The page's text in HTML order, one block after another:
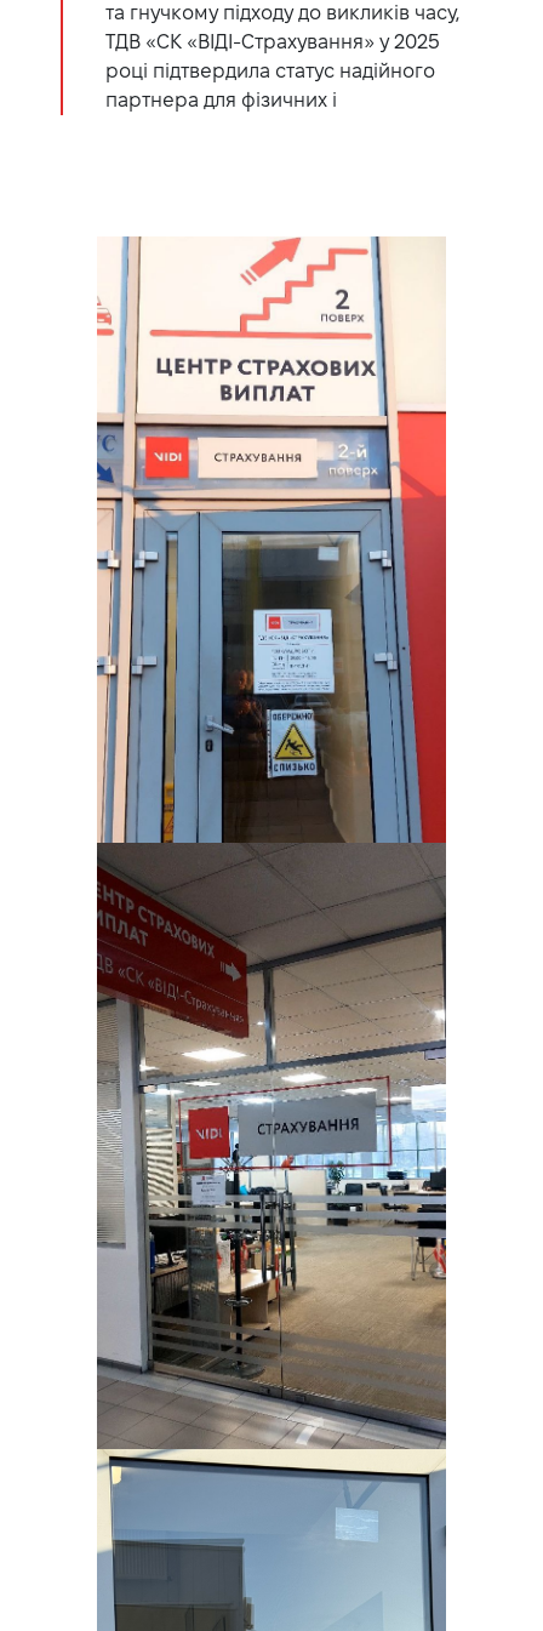
та гнучкому підходу до викликів часу,
ТДВ «СК «ВІДІ-Страхування» у 2025
році підтвердила статус надійного
партнера для фізичних і
Компанія успішно виконала вимоги
регулятора: зберегла стабільність і
платоспроможність, підтримуючи
страхові резерви через розміщення
коштів у провідних банках.
Рівень задоволеності клієнтів
залишився на високому рівні — 98%
відгуків позитивні.
ТДВ СК «ВІДІ-Страхування» увійшла до
новоствореної фінансової групи VIDI
Фінанс — це відкриває шлях до
розширення послуг та підвищення
якості обслуговування.
2023 рік
Отримали 351,7 млн грн страхових
премій, що на 41% більше, ніж у 2022
році. Це говорить про високий рівень
довіри клієнтів та стабільний розвиток
страхової компанії.
Виплачено 111,4 млн грн страхових
відшкодувань, що на 9% більше
результатів 2022 року. Сплачено 36,5
млн податків та зборів до державного
бюджету України.
У 2023 році ми маємо рекордний
показник кількості врегульованих
страхових випадків – 98,7%, котрий
говорить про те, що фактично кожен
клієнт отримує позитивне рішення
про виплату страхового
відшкодування.
2022 рік
Рік спротиву та боротьби, кожен
бореться та тримає свій фронт. СК
ВІДІ-СТРАХУВАННЯ, ні на хвилину не
припиняє своєї роботи, окрім прямої
допомоги ЗСУ, сплачує за рік до
державного бюджету України 30,5 млн